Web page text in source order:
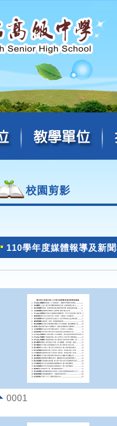
校園剪影
110學年度媒體報導及新
0001